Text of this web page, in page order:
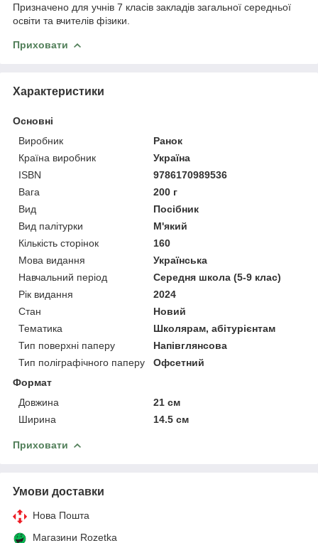
Призначено для учнів 7 класів закладів загальної середньої
освіти та вчителів фізики.
Приховати
Характеристики
Основні
Виробник
Ранок
Країна виробник
Україна
ISBN
9786170989536
Вага
200 г
Вид
Посібник
Вид палітурки
М'який
Кількість сторінок
160
Мова видання
Українська
Навчальний період
Середня школа (5-9 клас)
Рік видання
2024
Стан
Новий
Тематика
Школярам, абітурієнтам
Тип поверхні паперу
Напівглянсова
Тип поліграфічного паперу
Офсетний
Формат
Довжина
21 см
Ширина
14.5 см
Приховати
Умови доставки
Нова Пошта
Магазини Rozetka